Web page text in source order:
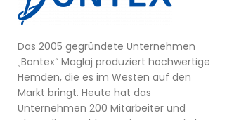
Das 2005 gegründete Unternehmen
„Bontex“ Maglaj produziert hochwertige
Hemden, die es im Westen auf den
Markt bringt. Heute hat das
Unternehmen 200 Mitarbeiter und